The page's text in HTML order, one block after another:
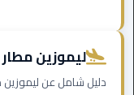
ليموزين
العجميليموزين
دليل شامل عن ليموزين